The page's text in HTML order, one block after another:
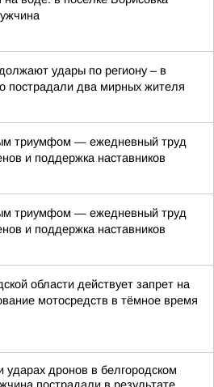
удары по региону – в
пострадали два мирных жителя
триумфом — ежедневный труд
и поддержка наставников
триумфом — ежедневный труд
и поддержка наставников
области действует запрет на
мотосредств в тёмное время
дронов в белгородском